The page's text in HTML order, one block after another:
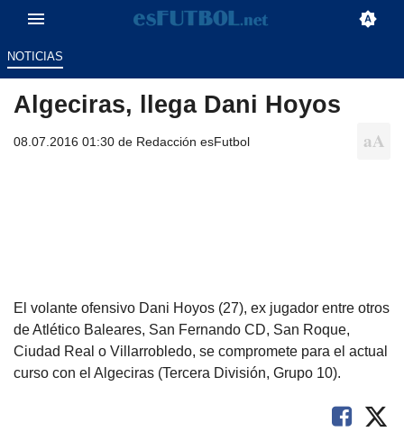
NOTICIAS
Algeciras, llega Dani Hoyos
08.07.2016 01:30 de Redacción esFutbol
El volante ofensivo Dani Hoyos (27), ex jugador entre otros
de Atlético Baleares, San Fernando CD, San Roque,
Ciudad Real o Villarrobledo, se compromete para el actual
curso con el Algeciras (Tercera División, Grupo 10).